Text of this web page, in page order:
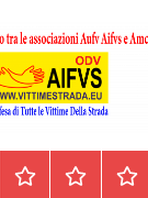
Centro
Sud